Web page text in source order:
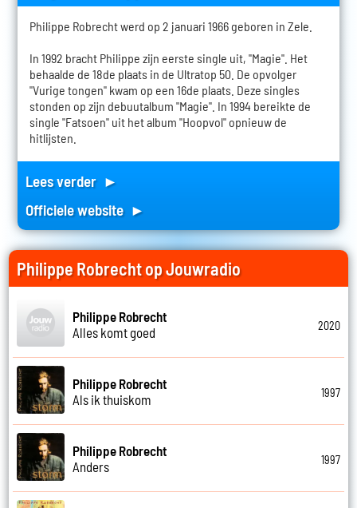
Philippe Robrecht werd op 2 januari 1966 geboren in Zele.
In 1992 bracht Philippe zijn eerste single uit, "Magie". Het
behaalde de 18de plaats in de Ultratop 50. De opvolger
"Vurige tongen" kwam op een 16de plaats. Deze singles
stonden op zijn debuutalbum "Magie". In 1994 bereikte de
single "Fatsoen" uit het album "Hoopvol" opnieuw de
hitlijsten.
Lees verder ►
Officiele website ►
Philippe Robrecht op Jouwradio
Philippe Robrecht
Alles komt goed
2020
Philippe Robrecht
Als ik thuiskom
1997
Philippe Robrecht
Anders
1997